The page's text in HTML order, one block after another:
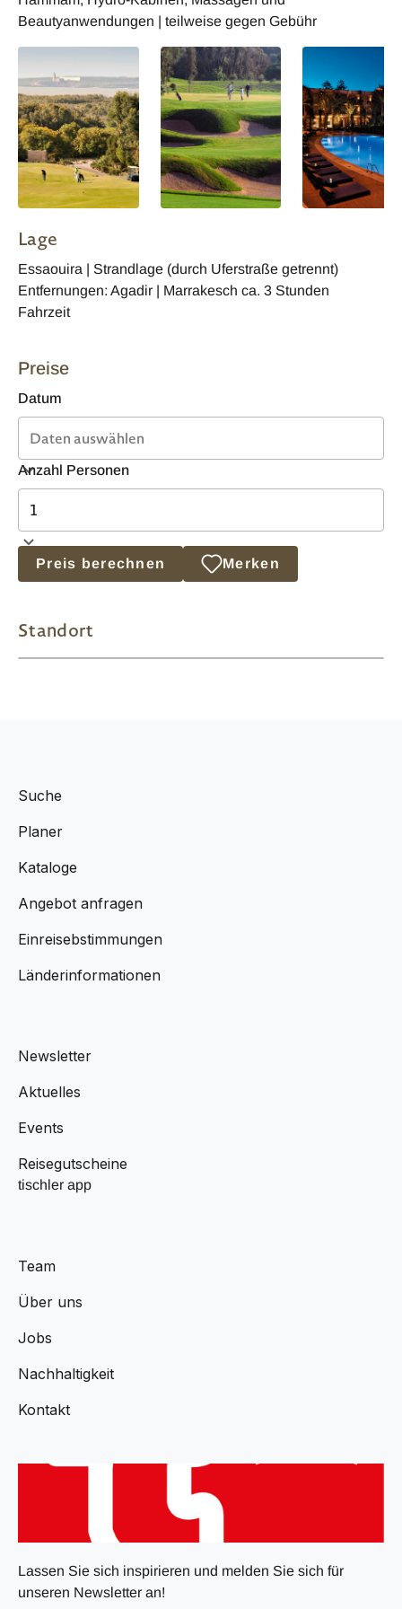
Beautyanwendungen | teilweise gegen Gebühr
Lage
Essaouira | Strandlage (durch Uferstraße getrennt)
Entfernungen: Agadir | Marrakesch ca. 3 Stunden
Fahrzeit
Preise
Datum
Anzahl Personen
Preis berechnen Merken
Standort
Suche
Planer
Kataloge
Angebot anfragen
Einreisebstimmungen
Länderinformationen
Newsletter
Aktuelles
Events
Reisegutscheine
tischler app
Team
Über uns
Jobs
Nachhaltigkeit
Kontakt
Lassen Sie sich inspirieren und melden Sie sich für
unseren Newsletter an!